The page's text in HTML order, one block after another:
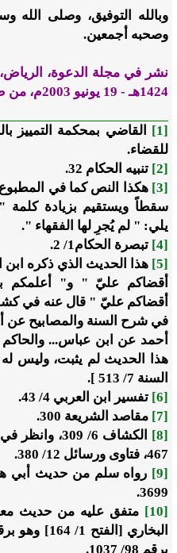
وبالله التوفيق، وصلى الله
وصحبه أجمعين.
1424هـ - 19 يونيو 2003م، من ص 50 - 51.
[1]
القاضي بمحكمة التمييز
للقضاء.
[2]
تنبيه الحكام 32.
[3]
هكذا النص كما في
سقطاً ويستقيم بزيادة كلمة "
يلي: " لم يُجرِ لها الفقهاء ".
[4]
تبصرة الحكام1/ 2.
[5]
هذا الحديث الذي ذكره
أقضاكم عليّ " و" أعلمكم
في شرح السنة والمصابيح عن
أحمد عن ابن عباس...
هذا الحديث لم يثبت، وليس
السنة 7/ 513 ].
[6]
تفسير ابن العربي 4/ 43.
[7]
مقاصد الشريعة 300.
[8]
467، فتاوى ورسائل 12/ 380.
[9]
3699.
[10]
متفق عليه من حديث
برقم 98/ 1037.